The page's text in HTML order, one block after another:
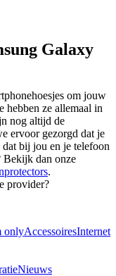
Galaxy
hebben ze allemaal in
nog altijd de
ervoor gezorgd dat je
bij jou en je telefoon
Bekijk dan onze
.
provider?
onlyAccessoiresInternet
Nieuws